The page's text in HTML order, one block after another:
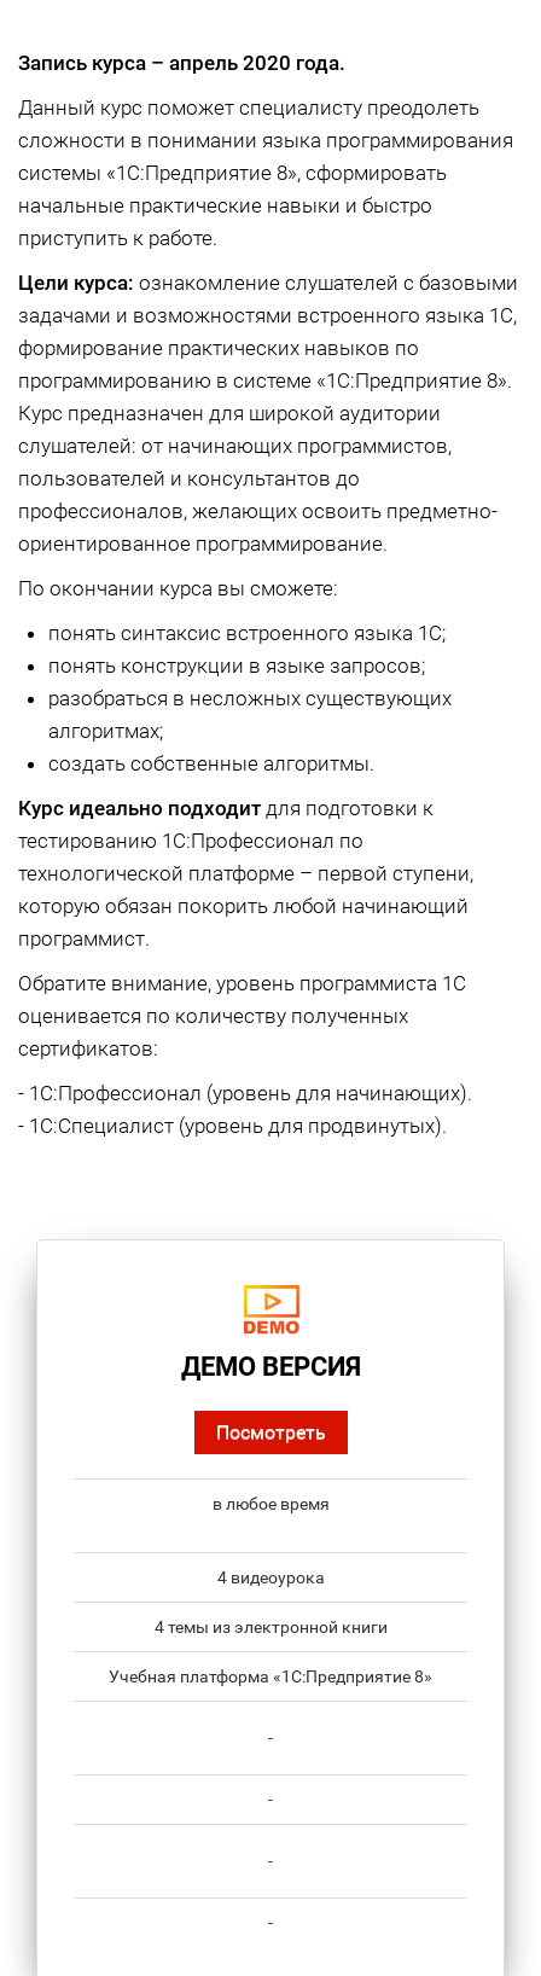
Запись курса – апрель 2020 года.
Данный курс поможет специалисту преодолеть
сложности в понимании языка программирования
системы «1С:Предприятие 8», сформировать
начальные практические навыки и быстро
приступить к работе.
Цели курса: ознакомление слушателей с базовыми
задачами и возможностями встроенного языка 1С,
формирование практических навыков по
программированию в системе «1С:Предприятие 8».
Курс предназначен для широкой аудитории
слушателей: от начинающих программистов,
пользователей и консультантов до
профессионалов, желающих освоить предметно-
ориентированное программирование.
По окончании курса вы сможете:
понять синтаксис встроенного языка 1С;
понять конструкции в языке запросов;
разобраться в несложных существующих
алгоритмах;
создать собственные алгоритмы.
Курс идеально подходитдля подготовки к
тестированию 1С:Профессионал по
технологической платформе – первой ступени,
которую обязан покорить любой начинающий
программист.
Обратите внимание, уровень программиста 1С
оценивается по количеству полученных
сертификатов:
- 1С:Профессионал (уровень для начинающих).
- 1С:Специалист (уровень для продвинутых).
ДЕМО ВЕРСИЯ
Посмотреть
в любое время
4 видеоурока
4 темы из электронной книги
Учебная платформа «1С:Предприятие 8»
-
-
-
-